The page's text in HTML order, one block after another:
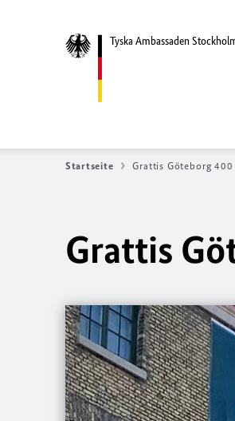
Tyska Ambassaden
Startseite Grattis Göteborg 400
Grattis